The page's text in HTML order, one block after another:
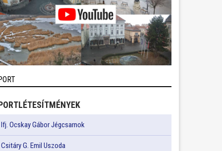
Ifj. Ocskay Gábor Jégcsarnok
Csitáry G. Emil Uszoda